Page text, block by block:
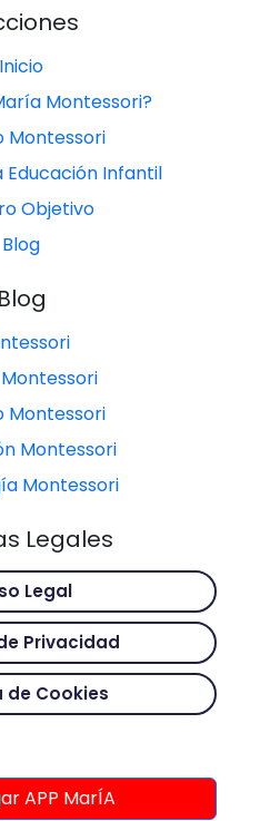
Inicio
Montessori?
Montessori
Educación Infantil
Objetivo
Blog
Blog
Montessori
Montessori
Montessori
Legales
Legal
Privacidad
de Cookies
APP MarÍA